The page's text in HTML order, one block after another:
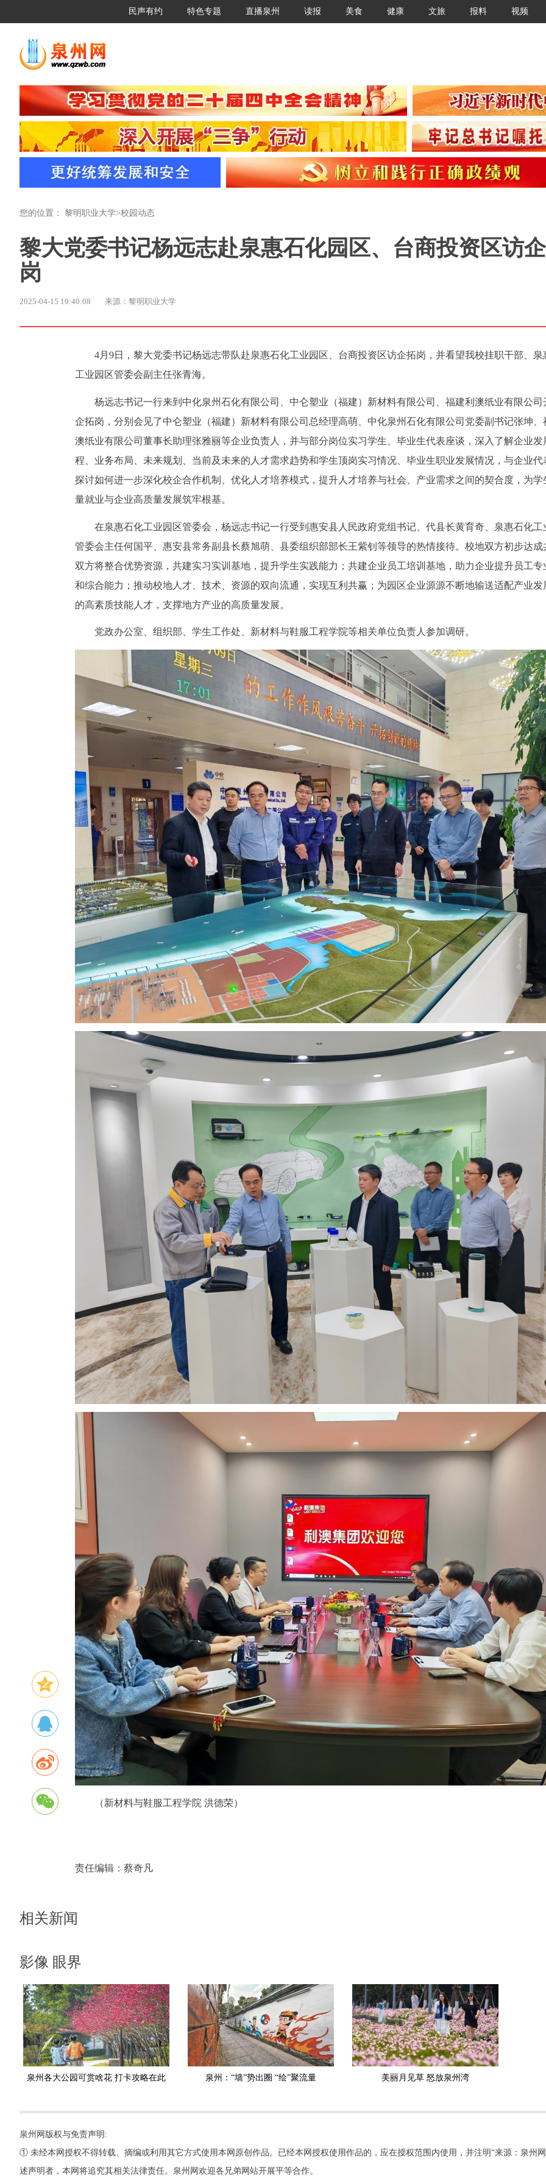
民声有约 特色专题 直播泉州 读报 美食 健康 文旅 报料 视频
您的位置： 黎明职业大学>校园动态
黎大党委书记杨远志赴泉惠石化园区、台商投资区访
岗
2025-04-15 10:40:08 来源：黎明职业大学
4月9日，黎大党委书记杨远志带队赴泉惠石化工业园区、台商投资区访企拓岗，并看望我校挂职干部、泉
工业园区管委会副主任张青海。
杨远志书记一行来到中化泉州石化有限公司、中仑塑业（福建）新材料有限公司、福建利澳纸业有限公司
企拓岗，分别会见了中仑塑业（福建）新材料有限公司总经理高萌、中化泉州石化有限公司党委副书记张坤、
澳纸业有限公司董事长助理张雅丽等企业负责人，并与部分岗位实习学生、毕业生代表座谈，深入了解企业发
程、业务布局、未来规划、当前及未来的人才需求趋势和学生顶岗实习情况、毕业生职业发展情况，与企业代
探讨如何进一步深化校企合作机制、优化人才培养模式，提升人才培养与社会、产业需求之间的契合度，为学
量就业与企业高质量发展筑牢根基。
在泉惠石化工业园区管委会，杨远志书记一行受到惠安县人民政府党组书记、代县长黄育奇、泉惠石化工
管委会主任何国平、惠安县常务副县长蔡旭萌、县委组织部部长王紫钊等领导的热情接待。校地双方初步达成
双方将整合优势资源，共建实习实训基地，提升学生实践能力；共建企业员工培训基地，助力企业提升员工专
和综合能力；推动校地人才、技术、资源的双向流通，实现互利共赢；为园区企业源源不断地输送适配产业发
的高素质技能人才，支撑地方产业的高质量发展。
党政办公室、组织部、学生工作处、新材料与鞋服工程学院等相关单位负责人参加调研。
（新材料与鞋服工程学院 洪德荣）
责任编辑： 蔡奇凡
相关新闻
影像 眼界
泉州各大公园可赏啥花 打卡攻略在此 泉州：“墙”势出圈 “绘”聚流量 美丽月见草 怒放泉州湾
泉州网版权与免责声明:
① 未经本网授权不得转载、摘编或利用其它方式使用本网原创作品。已经本网授权使用作品的，应在授权范围内使用，并注明“来源：泉州
述声明者，本网将追究其相关法律责任。泉州网欢迎各兄弟网站开展平等合作。